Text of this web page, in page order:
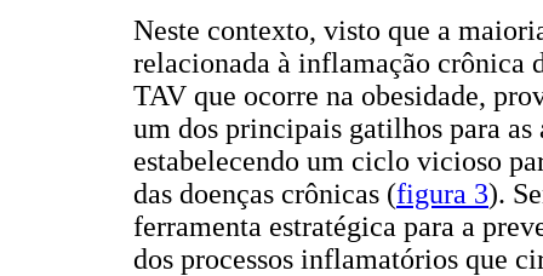
Neste contexto, visto que a
relacionada à inflamação crônica
TAV que ocorre na obesidade,
um dos principais gatilhos para
estabelecendo um ciclo vicioso
das doenças crônicas (figura 3).
ferramenta estratégica para a
dos processos inflamatórios que